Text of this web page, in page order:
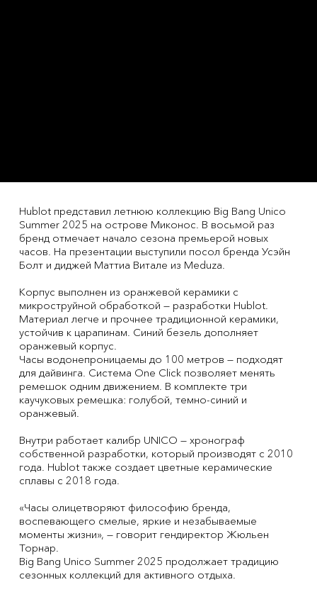
Hublot представил летнюю коллекцию Big Bang Unico
Summer 2025 на острове Миконос. В восьмой раз
бренд отмечает начало сезона премьерой новых
часов. На презентации выступили посол бренда Усэйн
Болт и диджей Маттиа Витале из Meduza.
Корпус выполнен из оранжевой керамики с
микроструйной обработкой — разработки Hublot.
Материал легче и прочнее традиционной керамики,
устойчив к царапинам. Синий безель дополняет
оранжевый корпус.
Часы водонепроницаемы до 100 метров — подходят
для дайвинга. Система One Click позволяет менять
ремешок одним движением. В комплекте три
каучуковых ремешка: голубой, темно-синий и
оранжевый.
Внутри работает калибр UNICO — хронограф
собственной разработки, который производят с 2010
года. Hublot также создает цветные керамические
сплавы с 2018 года.
«Часы олицетворяют философию бренда,
воспевающего смелые, яркие и незабываемые
моменты жизни», — говорит гендиректор Жюльен
Торнар.
Big Bang Unico Summer 2025 продолжает традицию
сезонных коллекций для активного отдыха.